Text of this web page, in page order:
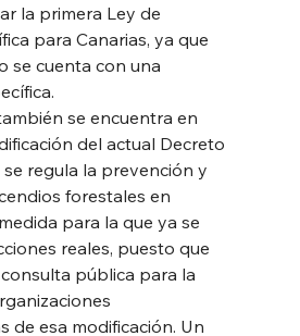
la primera Ley de
para Canarias, ya que
se cuenta con una
se encuentra en
del actual Decreto
se regula la prevención y
forestales en
para la que ya se
reales, puesto que
pública para la
de esa modificación. Un